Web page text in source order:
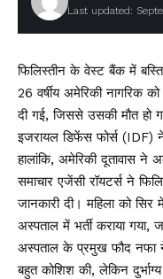
Last updated:
फिलिस्तीन के वेस्ट बैंक में
26 वर्षीय अमेरिकी नागरिक
दी गई, जिससे उसकी मौत हो
इजरायल डिफेंस फोर्स (IDF)
हालांकि, अमेरिकी दूतावास ने
समाचार एजेंसी रॉयटर्स ने
जानकारी दी। महिला को
अस्पताल में भर्ती कराया गया,
अस्पताल के प्रमुख फौद नफा
बहुत कोशिश की, लेकिन